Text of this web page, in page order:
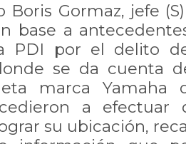
Boris Gormaz, jefe
base a
PDI por el delito
se da cuenta
marca Yamaha
a efectuar
su ubicación,